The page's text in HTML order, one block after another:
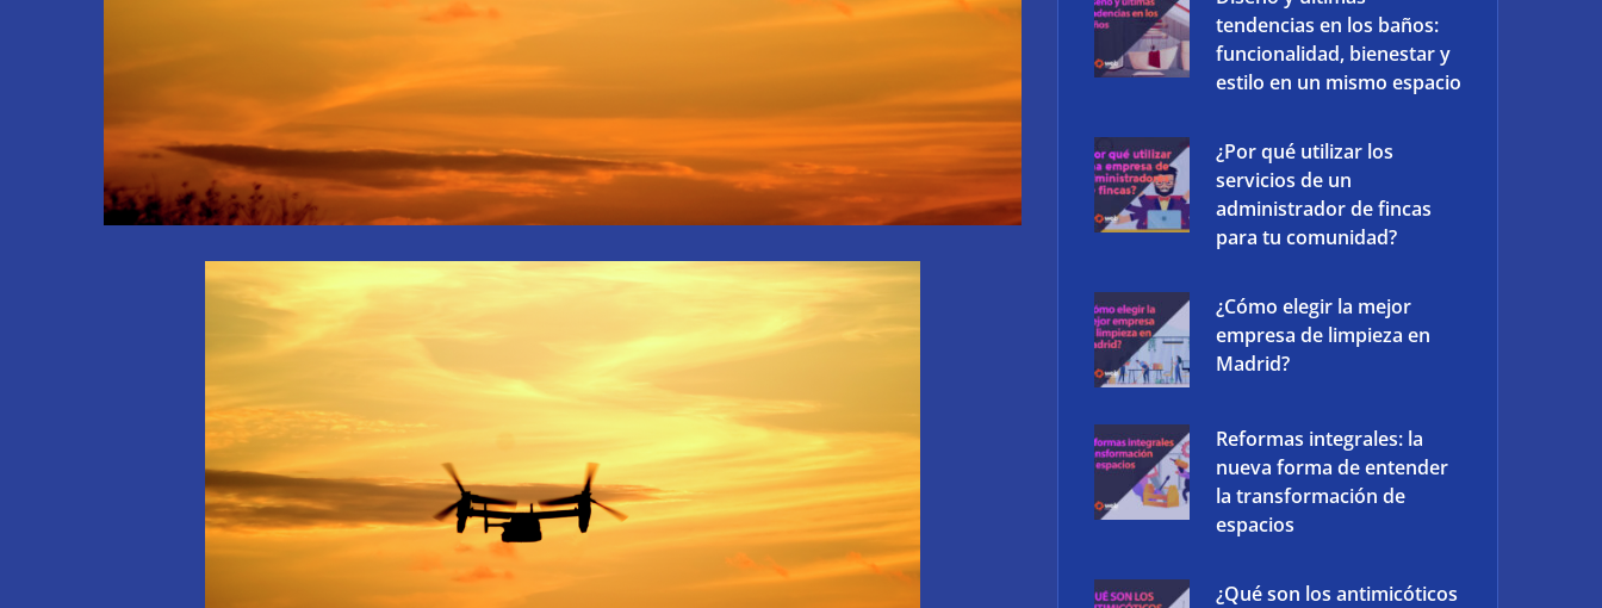
tendencias en los baños:
funcionalidad, bienestar y
estilo en un mismo espacio
¿Por qué utilizar los
servicios de un
administrador de fincas
para tu comunidad?
¿Cómo elegir la mejor
empresa de limpieza en
Madrid?
Reformas integrales: la
nueva forma de entender
la transformación de
espacios
¿Qué son los antimicóticos